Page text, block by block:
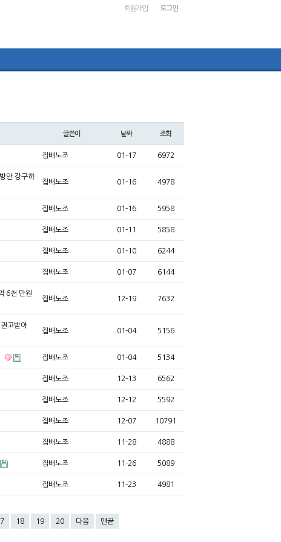
회원가입 로그인
글쓴이 날짜 조회
집배노조 01-17 6972
안 강구하
집배노조 01-16 4978
집배노조 01-16 5958
집배노조 01-11 5858
집배노조 01-10 6244
집배노조 01-07 6144
6천 만원
집배노조 12-19 7632
고받아
집배노조 01-04 5156
집배노조 01-04 5134
집배노조 12-13 6562
집배노조 12-12 5592
집배노조 12-07 10791
집배노조 11-28 4888
집배노조 11-26 5089
집배노조 11-23 4981
18 19 20 다음 맨끝